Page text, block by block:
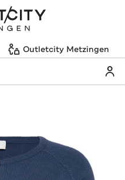
Outletcity Metzingen